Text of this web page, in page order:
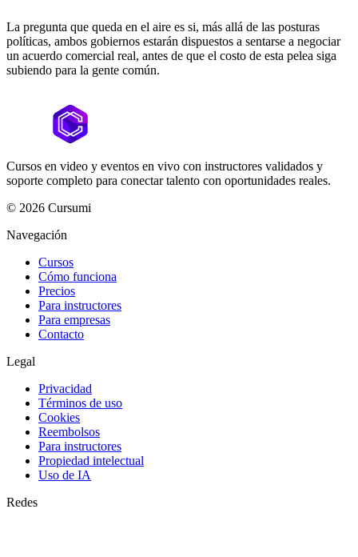
La pregunta que queda en el aire es si, más allá de las posturas
políticas, ambos gobiernos estarán dispuestos a sentarse a negociar
un acuerdo comercial real, antes de que el costo de esta pelea siga
subiendo para la gente común.
Cursos en video y eventos en vivo con instructores validados y
soporte completo para conectar talento con oportunidades reales.
© 2026 Cursumi
Navegación
Cursos
Cómo funciona
Precios
Para instructores
Para empresas
Contacto
Legal
Privacidad
Términos de uso
Cookies
Reembolsos
Para instructores
Propiedad intelectual
Uso de IA
Redes